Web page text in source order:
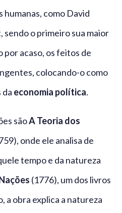
como David
o primeiro sua maior
acaso, os feitos de
colocando-o como
da economia política.
sãoATeoria dos
onde ele analisa de
tempo e da natureza
(1776), um dos livros
a obra explica a natureza